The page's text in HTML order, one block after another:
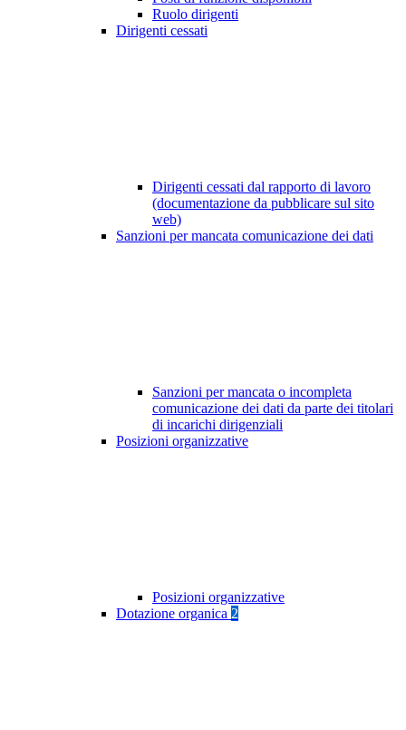
Ruolo dirigenti
Dirigenti cessati
Dirigenti cessati dal rapporto di lavoro
(documentazione da pubblicare sul sito
web)
Sanzioni per mancata comunicazione dei dati
Sanzioni per mancata o incompleta
comunicazione dei dati da parte dei titolari
di incarichi dirigenziali
Posizioni organizzative
Posizioni organizzative
Dotazione organica 2